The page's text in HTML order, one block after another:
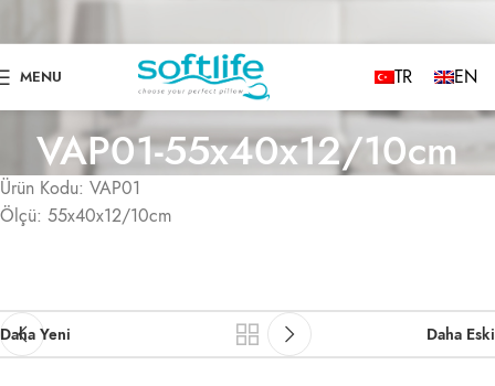
MENU TR EN
VAP01-55x40x12/10cm
Ürün Kodu: VAP01
Ölçü: 55x40x12/10cm
Daha Yeni Daha Eski